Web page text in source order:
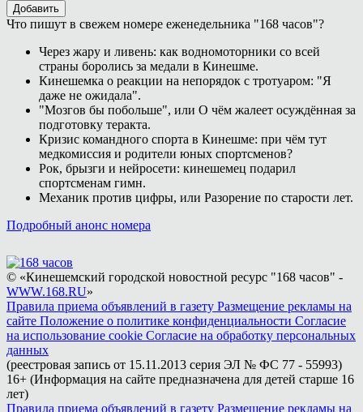
Добавить
Что пишут в свежем номере еженедельника "168 часов"?
Через жару и ливень: как водномоторники со всей
страны боролись за медали в Кинешме.
Кинешемка о реакции на непорядок с тротуаром: "Я
даже не ожидала".
"Мозгов бы побольше", или О чём жалеет осуждённая за
подготовку теракта.
Кризис командного спорта в Кинешме: при чём тут
медкомиссия и родители юных спортсменов?
Рок, брызги и нейросети: кинешемец подарил
спортсменам гимн.
Механик против цифры, или Разорение по старости лет.
Подробный анонс номера
© «Кинешемский городской новостной ресурс "168 часов" -
WWW.168.RU»
Правила приема объявлений в газету Размещение рекламы на
сайте Положение о политике конфиденциальности Согласие
на использование cookie Согласие на обработку персональных
данных
(реестровая запись от 15.11.2013 серия ЭЛ № ФС 77 - 55993)
16+ (Информация на сайте предназначена для детей старше 16
лет)
Правила приема объявлений в газету Размещение рекламы на